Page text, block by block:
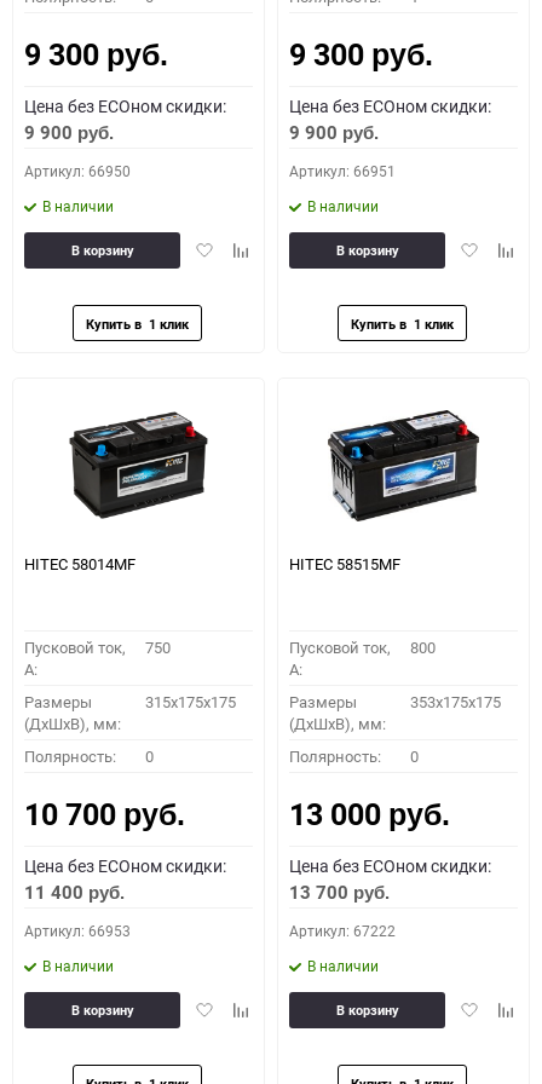
9 300 руб.
Цена без ECOном скидки:
9 900 руб.
Артикул: 66950
В наличии
ДобавитьДобавить
В корзину
9 300 руб.
Цена без ECOном скидки:
9 900 руб.
Артикул: 66951
В наличии
Добавить
В корзину
HITEC 58014MF
Пусковой ток,
A:
750
Размеры
(ДхШхВ), мм:
315x175x175
Полярность: 0
10 700 руб.
Цена без ECOном скидки:
11 400 руб.
Артикул: 66953
В наличии
ДобавитьДобавить
В корзину
HITEC 58515MF
Пусковой ток,
A:
800
Размеры
(ДхШхВ), мм:
353x175x175
Полярность: 0
13 000 руб.
Цена без ECOном скидки:
13 700 руб.
Артикул: 67222
В наличии
Добавить
В корзину